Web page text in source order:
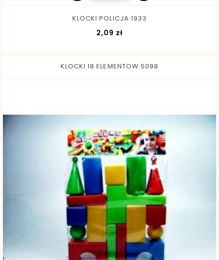
KLOCKI POLICJA 1933
2,09 złCena
KLOCKI 18 ELEMENTOW 5098